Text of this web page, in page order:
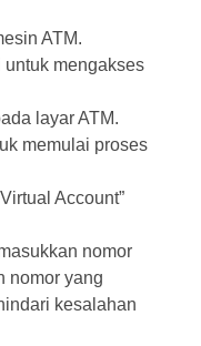
ATM.
untuk mengakses
layar ATM.
memulai proses
Account”
nomor
nomor yang
kesalahan